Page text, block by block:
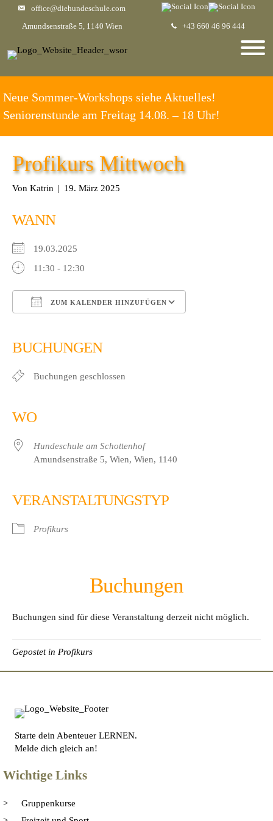
office@diehundeschule.com
+43 660 46 96 444
Amundsenstraße 5, 1140 Wien
Neue Sommer-Workshops siehe Aktuelles!
Seniorenstunde am Freitag 14.08. – 18 Uhr!
Profikurs Mittwoch
Von Katrin | 19. März 2025
WANN
19.03.2025
11:30 - 12:30
ZUM KALENDER HINZUFÜGEN
BUCHUNGEN
Buchungen geschlossen
WO
Hundeschule am Schottenhof
Amundsenstraße 5, Wien, Wien, 1140
VERANSTALTUNGSTYP
Profikurs
Buchungen
Buchungen sind für diese Veranstaltung derzeit nicht möglich.
Gepostet in Profikurs
Starte dein Abenteuer LERNEN.
Melde dich gleich an!
Wichtige Links
Gruppenkurse